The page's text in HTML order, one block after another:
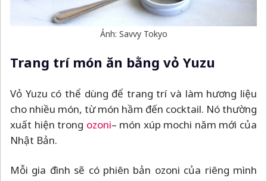
Ảnh: Savvy Tokyo
Trang trí món ăn bằng vỏ Yuzu
Vỏ Yuzu có thể dùng để trang trí và làm hương liệu
cho nhiều món, từ món hầm đến cocktail. Nó thường
xuất hiện trong ozoni– món xúp mochi năm mới của
Nhật Bản.
Mỗi gia đình sẽ có phiên bản ozoni của riêng mình